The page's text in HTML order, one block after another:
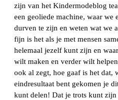
zijn van het Kindermodeblog
een geoliede machine, waar we
durven te zijn en weten wat we
fijn is het als je met mensen
helemaal jezelf kunt zijn en
wilt maken en verder wilt
ook al zegt, hoe gaaf is het dat,
eindresultaat bent gekomen je
kunt delen! Dat je trots kunt zijn